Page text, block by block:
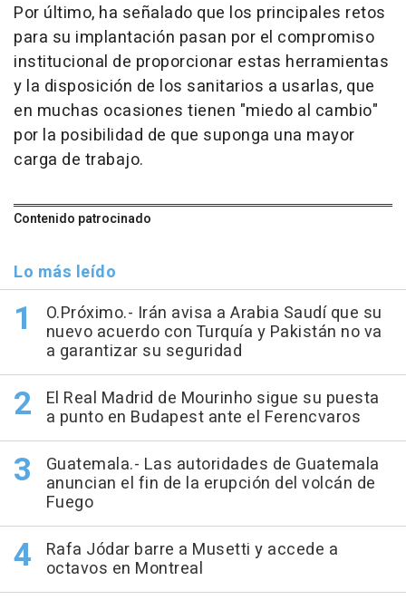
Por último, ha señalado que los principales retos
para su implantación pasan por el compromiso
institucional de proporcionar estas herramientas
y la disposición de los sanitarios a usarlas, que
en muchas ocasiones tienen "miedo al cambio"
por la posibilidad de que suponga una mayor
carga de trabajo.
Contenido patrocinado
Lo más leído
O.Próximo.- Irán avisa a Arabia Saudí que su
nuevo acuerdo con Turquía y Pakistán no va
a garantizar su seguridad
El Real Madrid de Mourinho sigue su puesta
a punto en Budapest ante el Ferencvaros
Guatemala.- Las autoridades de Guatemala
anuncian el fin de la erupción del volcán de
Fuego
Rafa Jódar barre a Musetti y accede a
octavos en Montreal